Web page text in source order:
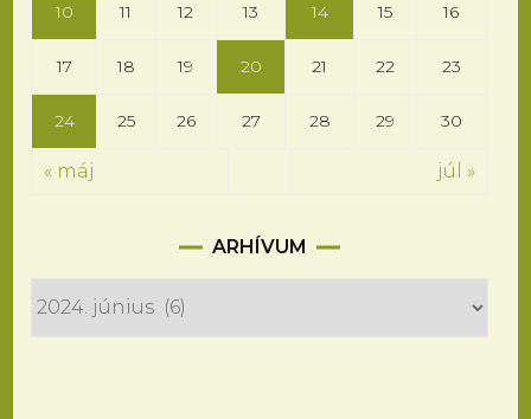
10 11 12 13 14 15 16
17 18 19 20 21 22 23
24 25 26 27 28 29 30
« máj júl »
ARHÍVUM
Arhívum